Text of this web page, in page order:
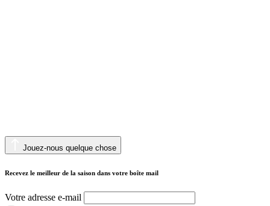
Jouez-nous quelque chose
Recevez le meilleur de la saison dans votre boîte mail
Votre adresse e-mail